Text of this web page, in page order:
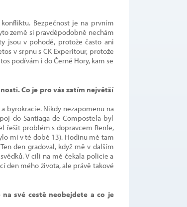
Bezpečnost je na prvním
země si pravděpodobně nechám
jsou v pohodě, protože často ani
v srpnu s CK Experitour, protože
podívám i do Černé Hory, kam se
Co je pro vás zatím největší
byrokracie. Nikdy nezapomenu na
do Santiaga de Compostela byl
řešit problém s dopravcem Renfe,
mi v té době 13). Hodinu mě tam
den gradoval, když mě v dalším
V cíli na mě čekala policie a
den mého života, ale právě takové
své cestě neobejdete a co je